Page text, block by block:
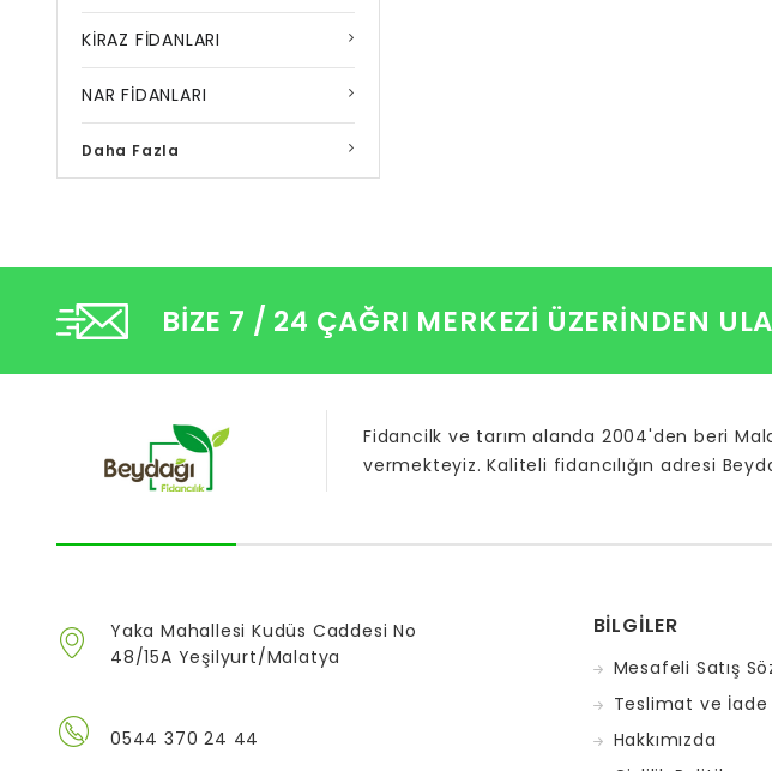
KİRAZ FİDANLARI
NAR FİDANLARI
Daha Fazla
BIZE 7 / 24 ÇAĞRI MERKEZI ÜZERINDEN
Fidancilk ve tarım alanda 2004'den beri
vermekteyiz. Kaliteli fidancılığın adresi
Yaka Mahallesi Kudüs Caddesi No
48/15A Yeşilyurt/Malatya
0544 370 24 44
BILGILER
Mesafeli Satış
Teslimat ve İade
Hakkımızda